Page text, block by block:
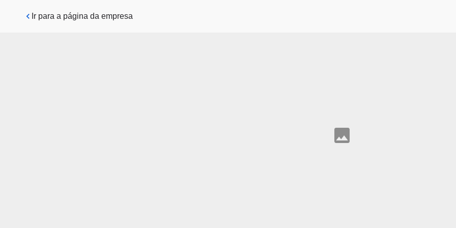
Pular para o conteúdo principal
Ir para a página da empresa